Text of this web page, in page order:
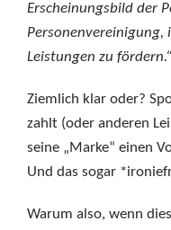
Erscheinungsbild der
Personenvereinigung,
Leistungen zu fördern.“
Ziemlich klar oder?
zahlt (oder anderen
seine „Marke“ einen
Und das sogar
Warum also, wenn